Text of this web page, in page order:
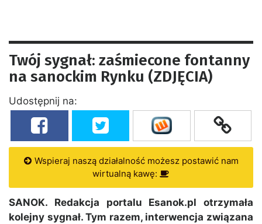
Twój sygnał: zaśmiecone fontanny
na sanockim Rynku (ZDJĘCIA)
Udostępnij na:
Wspieraj naszą działalność możesz postawić nam
wirtualną kawę:
SANOK. Redakcja portalu Esanok.pl otrzymała
kolejny sygnał. Tym razem, interwencja związana